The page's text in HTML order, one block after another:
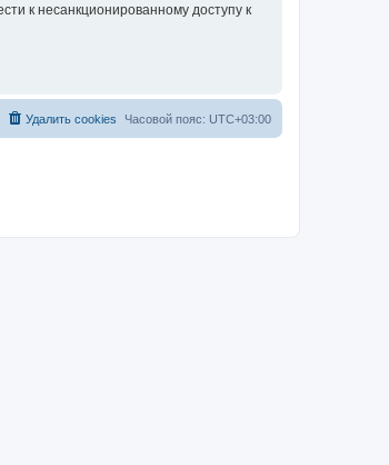
к несанкционированному доступу к
Часовой пояс: UTC+03:00
Удалить cookies